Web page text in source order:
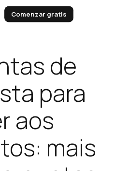
Comenzar gratis
de
para
aos
mais